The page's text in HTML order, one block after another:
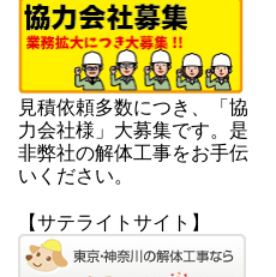
見積依頼多数につき、「協
力会社様」大募集です。是
非弊社の解体工事をお手伝
いください。
【サテライトサイト】